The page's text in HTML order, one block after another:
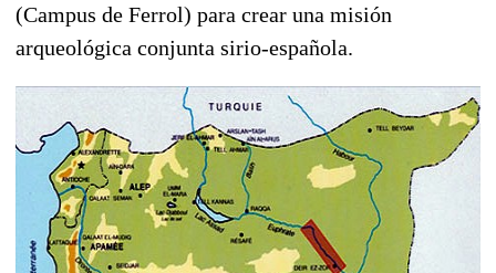
(Campus de Ferrol) para crear una misión
arqueológica conjunta sirio-española.